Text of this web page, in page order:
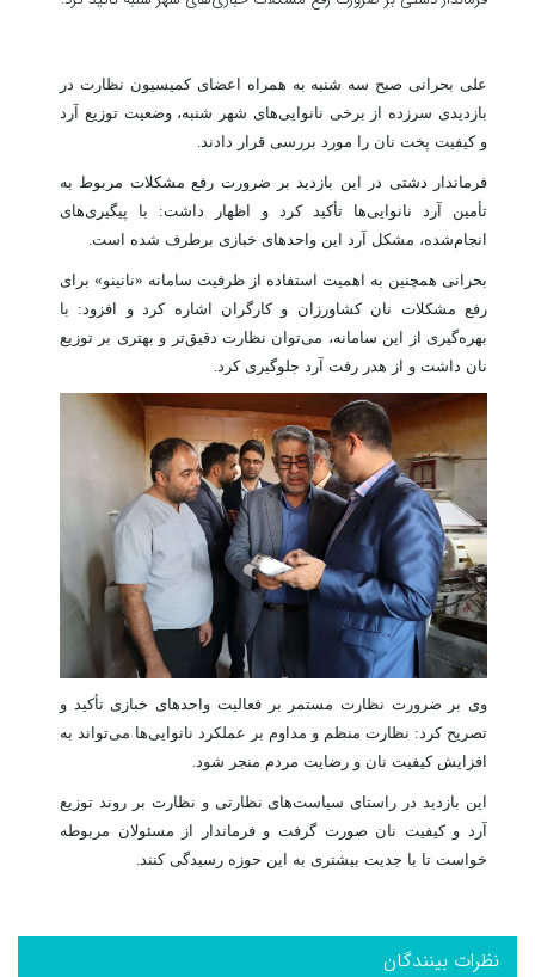
علی بحرانی صبح سه شنبه به همراه اعضای کمیسیون نظارت در
بازدیدی سرزده از برخی نانوایی‌های شهر شنبه، وضعیت توزیع آرد
و کیفیت پخت نان را مورد بررسی قرار دادند.
فرماندار دشتی در این بازدید بر ضرورت رفع مشکلات مربوط به
تأمین آرد نانوایی‌ها تأکید کرد و اظهار داشت: با پیگیری‌های
انجام‌شده، مشکل آرد این واحدهای خبازی برطرف شده است.
بحرانی همچنین به اهمیت استفاده از ظرفیت سامانه «نانینو» برای
رفع مشکلات نان کشاورزان و کارگران اشاره کرد و افزود: با
بهره‌گیری از این سامانه، می‌توان نظارت دقیق‌تر و بهتری بر توزیع
نان داشت و از هدر رفت آرد جلوگیری کرد.
وی بر ضرورت نظارت مستمر بر فعالیت واحدهای خبازی تأکید و
تصریح کرد: نظارت منظم و مداوم بر عملکرد نانوایی‌ها می‌تواند به
افزایش کیفیت نان و رضایت مردم منجر شود.
این بازدید در راستای سیاست‌های نظارتی و نظارت بر روند توزیع
آرد و کیفیت نان صورت گرفت و فرماندار از مسئولان مربوطه
خواست تا با جدیت بیشتری به این حوزه رسیدگی کنند.
نظرات بینندگان